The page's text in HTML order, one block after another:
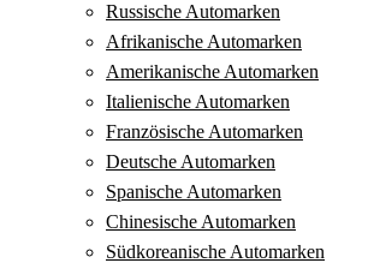
Russische Automarken
Afrikanische Automarken
Amerikanische Automarken
Italienische Automarken
Französische Automarken
Deutsche Automarken
Spanische Automarken
Chinesische Automarken
Südkoreanische Automarken